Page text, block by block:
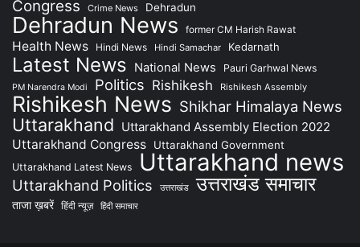
Congress Crime News Dehradun
Dehradun News former CM Harish Rawat
Health News Hindi News Hindi Samachar Kedarnath
Latest News National News Pauri Garhwal News
PM Narendra Modi Politics Rishikesh Rishikesh Assembly
Rishikesh News Shikhar Himalaya News
Uttarakhand Uttarakhand Assembly Election 2022
Uttarakhand Congress
Uttarakhand Government
Uttarakhand Latest News Uttarakhand news
Uttarakhand Politics उत्तराखंड उत्तराखंड समाचार
ताजा ख़बरें हिंदी न्यूज़ हिंदी समाचार